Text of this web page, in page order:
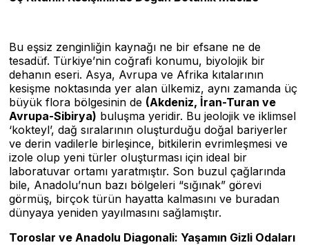
Bu eşsiz zenginliğin kaynağı ne bir efsane ne de
tesadüf. Türkiye’nin coğrafi konumu, biyolojik bir
dehanın eseri. Asya, Avrupa ve Afrika kıtalarının
kesişme noktasında yer alan ülkemiz, aynı zamanda üç
büyük flora bölgesinin de (Akdeniz, İran-Turan ve
Avrupa-Sibirya) buluşma yeridir. Bu jeolojik ve iklimsel
‘kokteyl’, dağ sıralarının oluşturduğu doğal bariyerler
ve derin vadilerle birleşince, bitkilerin evrimleşmesi ve
izole olup yeni türler oluşturması için ideal bir
laboratuvar ortamı yaratmıştır. Son buzul çağlarında
bile, Anadolu’nun bazı bölgeleri “sığınak” görevi
görmüş, birçok türün hayatta kalmasını ve buradan
dünyaya yeniden yayılmasını sağlamıştır.
Toroslar ve Anadolu Diagonali: Yaşamın Gizli Odaları